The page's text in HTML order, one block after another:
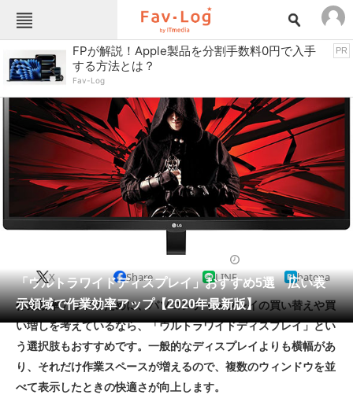
Fav-Logカテゴリー一覧
TOP
インテリア・収納 おもちゃ・ホビー
キッチン家電
キッチン用品 ゲーム
コンテンツ・サービス スイーツ・お菓子
スポーツ・レジャー スマホ・携帯電話
ファッション
ペット 家電
工具・DIY 本・DVD・CD
生活家電 生活用品
空調・季節家電 美容・コスメ
FPが解説！Apple製品を分割手数料0円で入手
する方法とは？
Fav-Log
PR
「ウルトラワイドディスプレイ」おすすめ5選 広い表
示領域で作業効率アップ【2020年最新版】
X Share LINE hatena
作業効率アップのために、パソコンディスプレイの買い替えや買
い増しを考えているなら、「ウルトラワイドディスプレイ」とい
う選択肢もおすすめです。一般的なディスプレイよりも横幅があ
り、それだけ作業スペースが増えるので、複数のウィンドウを並
べて表示したときの快適さが向上します。